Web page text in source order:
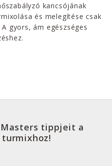
kancsójának
és melegítése csak
gyors, ám egészséges
Masters tippjeit a